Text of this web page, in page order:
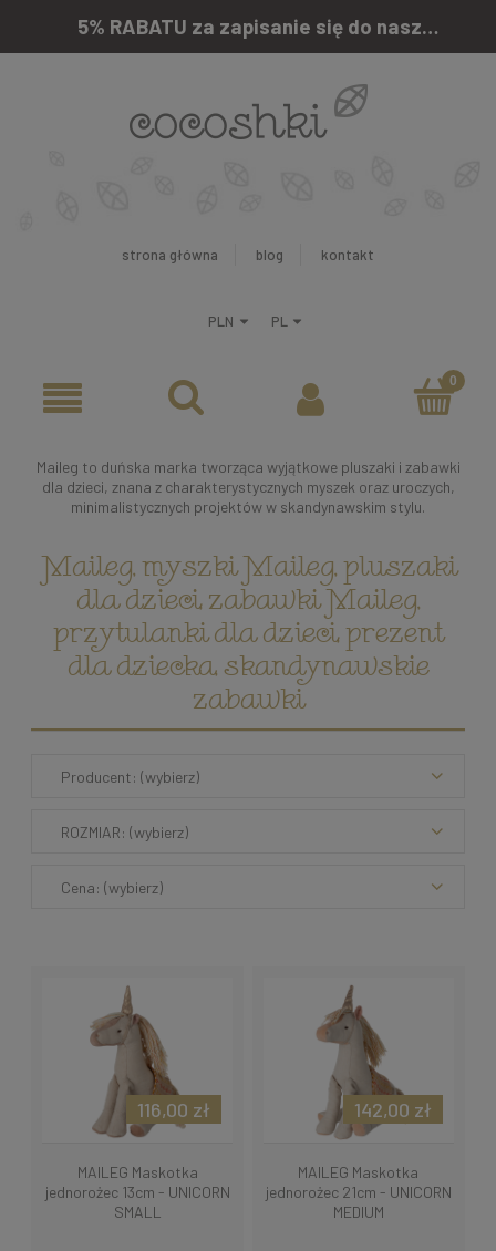
5% RABATU za zapisanie się do naszego newslettera
strona główna blog kontakt
Maileg to duńska marka tworząca wyjątkowe pluszaki i zabawki
dla dzieci, znana z charakterystycznych myszek oraz uroczych,
minimalistycznych projektów w skandynawskim stylu.
Maileg, myszki Maileg, pluszaki
dla dzieci, zabawki Maileg,
przytulanki dla dzieci, prezent
dla dziecka, skandynawskie
zabawki
Producent: (wybierz)
ROZMIAR: (wybierz)
Cena: (wybierz)
MAILEG Maskotka
jednorożec 13cm - UNICORN
SMALL
116,00 zł
MAILEG Maskotka
jednorożec 21cm - UNICORN
MEDIUM
142,00 zł